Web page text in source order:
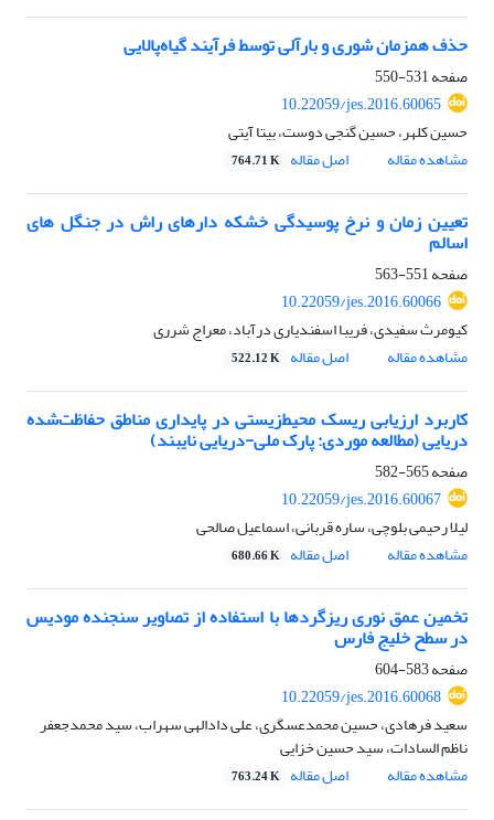
حذف همزمان شوری و بارآلی توسط فرآیند گیاه‌پالایی
صفحه531-550
10.22059/jes.2016.60065
حسین کلهر، حسین گنجی دوست، بیتا آیتی
مشاهده مقاله
اصل مقاله 764.71 K
تعیین زمان و نرخ پوسیدگی خشکه دارهای راش در جنگل های
اسالم
صفحه551-563
10.22059/jes.2016.60066
کیومرث سفیدی، فریبا اسفندیاری درآباد، معراج شرری
مشاهده مقاله
اصل مقاله 522.12 K
کاربرد ارزیابی ریسک محیط‌زیستی در پایداری مناطق حفاظت‌شده
دریایی (مطالعه موردی: پارک ملی-دریایی نایبند)
صفحه565-582
10.22059/jes.2016.60067
لیلا رحیمی بلوچی، ساره قربانی، اسماعیل صالحی
مشاهده مقاله
اصل مقاله 680.66 K
تخمین عمق نوری ریزگردها با استفاده از تصاویر سنجنده مودیس
در سطح خلیج فارس
صفحه583-604
10.22059/jes.2016.60068
سعید فرهادی، حسین محمدعسگری، علی دادالهی سهراب، سید محمدجعفر
ناظم السادات، سید حسین خزایی
مشاهده مقاله
اصل مقاله 763.24 K